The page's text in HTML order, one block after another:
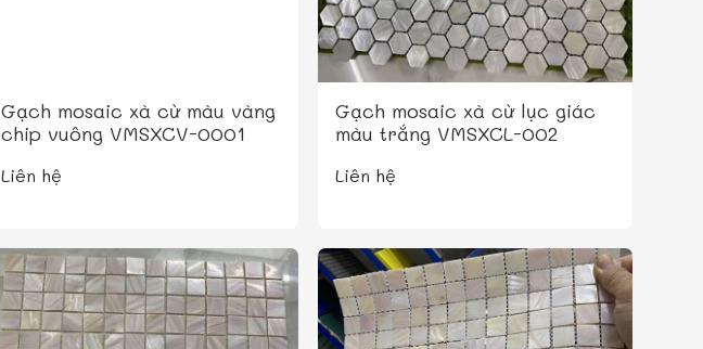
Gạch mosaic xà cừ màu vàng
chip vuông VMSXCV-0001
Liên hệ
Gạch mosaic xà cừ lục giác
màu trắng VMSXCL-002
Liên hệ